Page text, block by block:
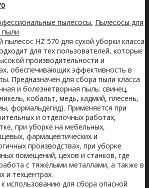
пылесосы, Пылесосы для
пыли
HZ 570 для сухой уборки класса
для тех пользователей, которые
производительности и
обеспечивающих эффективность в
Предназначен для сбора пыли класса
и болезнетворная пыль: свинец,
кобальт, медь, кадмий, плесень,
формальдегид). Применяется при
и отделочных работах,
при уборке на мебельных,
фармацевтических и
производствах, при уборке
помещений, цехов и станков, где
с тяжёлыми металлами, а также в
и техцентрах.
использованию для сбора опасной